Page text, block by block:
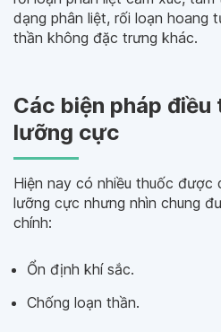
dạng phân liệt, rối loạn hoang
thần không đặc trưng khác.
Các biện pháp điều
lưỡng cực
Hiện nay có nhiều thuốc được
lưỡng cực nhưng nhìn chung
chính:
Ổn định khí sắc.
Chống loạn thần.